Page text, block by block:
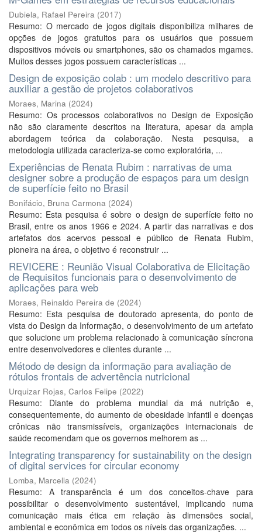
Dubiela, Rafael Pereira (2017)
Resumo: O mercado de jogos digitais disponibiliza milhares de
opções de jogos gratuitos para os usuários que possuem
dispositivos móveis ou smartphones, são os chamados mgames.
Muitos desses jogos possuem características ...
Design de exposição colab : um modelo descritivo para
auxiliar a gestão de projetos colaborativos
Moraes, Marina (2024)
Resumo: Os processos colaborativos no Design de Exposição
não são claramente descritos na literatura, apesar da ampla
abordagem teórica da colaboração. Nesta pesquisa, a
metodologia utilizada caracteriza-se como exploratória, ...
Experiências de Renata Rubim : narrativas de uma
designer sobre a produção de espaços para um design
de superfície feito no Brasil
Bonifácio, Bruna Carmona (2024)
Resumo: Esta pesquisa é sobre o design de superfície feito no
Brasil, entre os anos 1966 e 2024. A partir das narrativas e dos
artefatos dos acervos pessoal e público de Renata Rubim,
pioneira na área, o objetivo é reconstruir ...
REVICERE : Reunião Visual Colaborativa de Elicitação
de Requisitos funcionais para o desenvolvimento de
aplicações para web
Moraes, Reinaldo Pereira de (2024)
Resumo: Esta pesquisa de doutorado apresenta, do ponto de
vista do Design da Informação, o desenvolvimento de um artefato
que solucione um problema relacionado à comunicação síncrona
entre desenvolvedores e clientes durante ...
Método de design da informação para avaliação de
rótulos frontais de advertência nutricional
Urquizar Rojas, Carlos Felipe (2022)
Resumo: Diante do problema mundial da má nutrição e,
consequentemente, do aumento de obesidade infantil e doenças
crônicas não transmissíveis, organizações internacionais de
saúde recomendam que os governos melhorem as ...
Integrating transparency for sustainability on the design
of digital services for circular economy
Lomba, Marcella (2024)
Resumo: A transparência é um dos conceitos-chave para
possibilitar o desenvolvimento sustentável, implicando numa
comunicação mais ética em relação às dimensões social,
ambiental e econômica em todos os níveis das organizações. ...